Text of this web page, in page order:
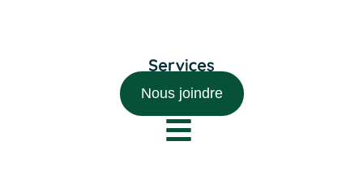
Nous joindre